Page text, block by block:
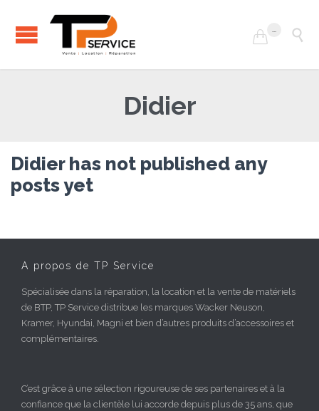
 
Didier
Didier has not published any
posts yet
A propos de TP Service
Spécialisée dans la réparation, la location et la vente de matériels
de BTP, TP Service distribue les marques Wacker Neuson,
Kramer, Hyundai, Magni et bien d’autres produits d’accessoires et
complémentaires.
C’est grâce à une sélection rigoureuse de ses partenaires et à la
confiance que la clientèle lui accorde depuis plus de 35 ans, que